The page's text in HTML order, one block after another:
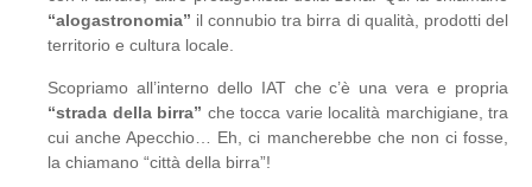
“alogastronomia” il connubio tra birra di qualità, prodotti del
territorio e cultura locale.
Scopriamo all’interno dello IAT che c’è una vera e propria
“strada della birra” che tocca varie località marchigiane, tra
cui anche Apecchio… Eh, ci mancherebbe che non ci fosse,
la chiamano “città della birra”!